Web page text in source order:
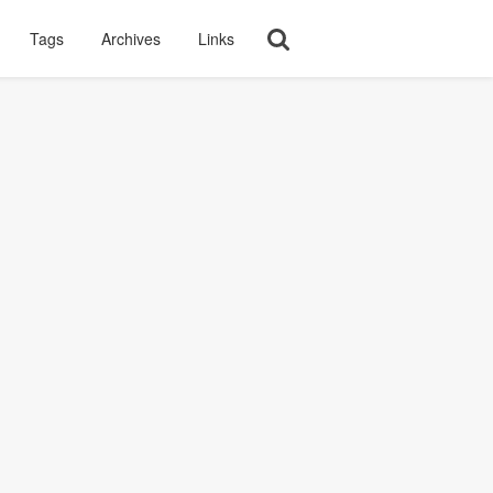
Tags Archives Links